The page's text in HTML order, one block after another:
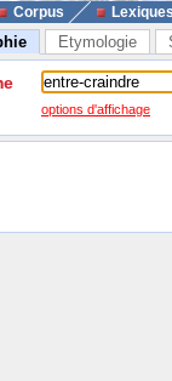
Corpus
Etymologie
options d'affichage